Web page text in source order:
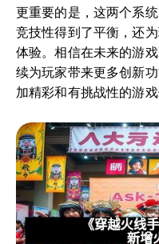
更重要的是，这两个系
竞技性得到了平衡，还
体验。相信在未来的游
续为玩家带来更多创新
加精彩和有挑战性的游戏